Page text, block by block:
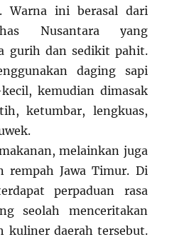
Warna ini berasal dari
Nusantara yang
gurih dan sedikit pahit.
daging sapi
kemudian dimasak
ketumbar, lengkuas,
melainkan juga
rempah Jawa Timur. Di
perpaduan rasa
seolah menceritakan
kuliner daerah tersebut.